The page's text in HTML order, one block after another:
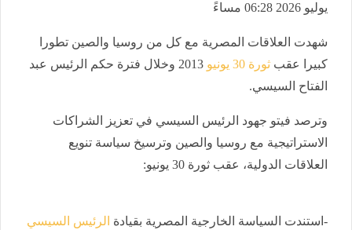
يوليو 2026 06:28 مساءً
شهدت العلاقات المصرية مع كل من روسيا والصين تطورا
كبيرا عقب ثورة 30 يونيو
2013 وخلال فترة حكم الرئيس عبد
الفتاح السيسي.
وترصد فيتو جهود الرئيس السيسي في تعزيز الشراكات
الاستراتيجية مع روسيا والصين وترسيخ سياسة تنويع
العلاقات الدولية، عقب ثورة 30 يونيو:
-استندت السياسة الخارجية المصرية بقيادة الرئيس السيسي